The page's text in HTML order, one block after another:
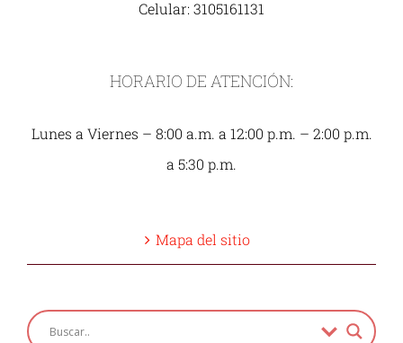
Celular: 3105161131
HORARIO DE ATENCIÓN:
Lunes a Viernes – 8:00 a.m. a 12:00 p.m. – 2:00 p.m.
a 5:30 p.m.
Mapa del sitio